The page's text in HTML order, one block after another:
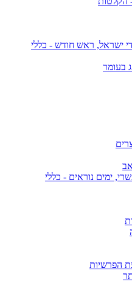
ישראל, ראש חודש - כללי
בעומר
ימים נוראים - כללי
הפרשיות